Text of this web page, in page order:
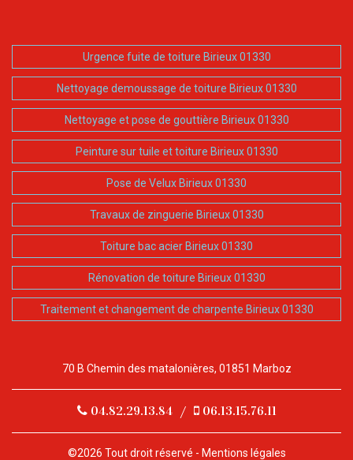
Urgence fuite de toiture Birieux 01330
Nettoyage demoussage de toiture Birieux 01330
Nettoyage et pose de gouttière Birieux 01330
Peinture sur tuile et toiture Birieux 01330
Pose de Velux Birieux 01330
Travaux de zinguerie Birieux 01330
Toiture bac acier Birieux 01330
Rénovation de toiture Birieux 01330
Traitement et changement de charpente Birieux 01330
70 B Chemin des matalonières, 01851 Marboz
04.82.29.13.84 / 06.13.15.76.11
©2026 Tout droit réservé - Mentions légales